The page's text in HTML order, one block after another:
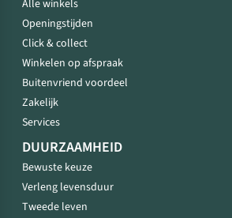
Alle winkels
Openingstijden
Click & collect
Winkelen op afspraak
Buitenvriend voordeel
Zakelijk
Services
DUURZAAMHEID
Bewuste keuze
Verleng levensduur
Tweede leven